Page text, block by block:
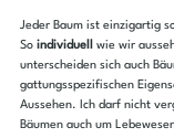
Jeder Baum ist einzigartig
So individuell
wie wir
unterscheiden sich auch
gattungsspezifischen
Aussehen. Ich darf nicht
Bäumen auch um